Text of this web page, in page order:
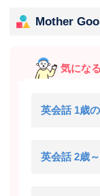
Mother
気にな
英会話 1歳
英会話 2歳